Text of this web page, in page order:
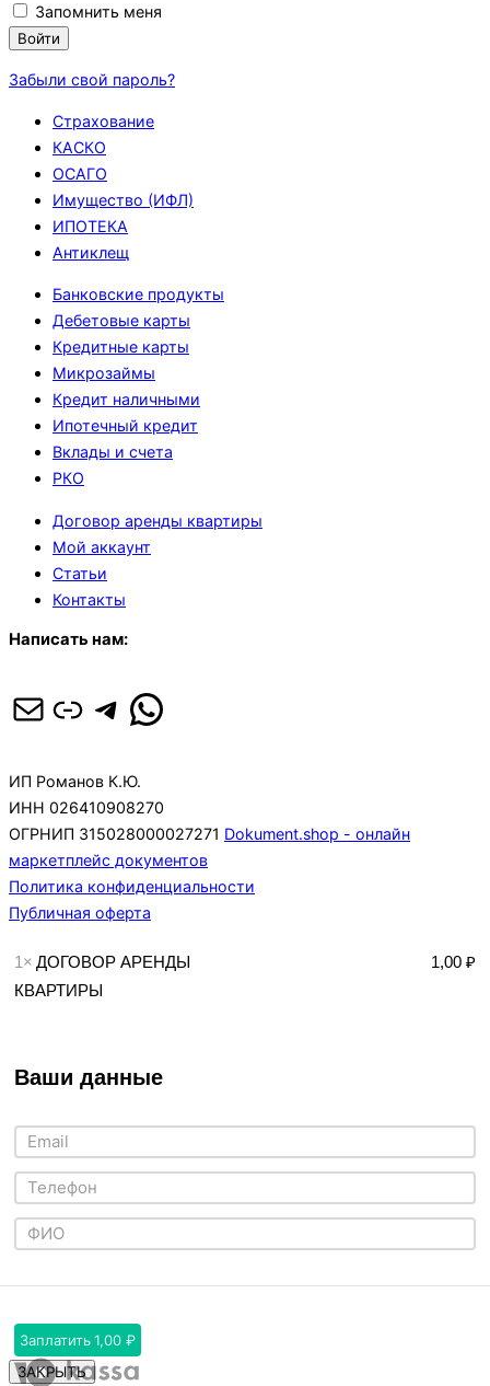
Запомнить меня
Войти
Забыли свой пароль?
Страхование
КАСКО
ОСАГО
Имущество (ИФЛ)
ИПОТЕКА
Антиклещ
Банковские продукты
Дебетовые карты
Кредитные карты
Микрозаймы
Кредит наличными
Ипотечный кредит
Вклады и счета
РКО
Договор аренды квартиры
Мой аккаунт
Статьи
Контакты
Написать нам:
Почта
Ссылка
Telegram
WhatsApp
ИП Романов К.Ю.
ИНН 026410908270
ОГРНИП 315028000027271 Dokument.shop - онлайн
маркетплейс документов
Политика конфиденциальности
Публичная оферта
1× ДОГОВОР АРЕНДЫ
КВАРТИРЫ
1,00 ₽
Ваши данные
Заплатить1,00 ₽
ЗАКРЫТЬ